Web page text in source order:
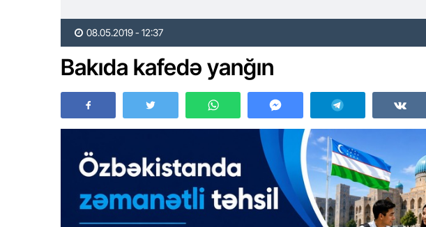
08.05.2019 - 12:37
Bakıda kafedə yanğın